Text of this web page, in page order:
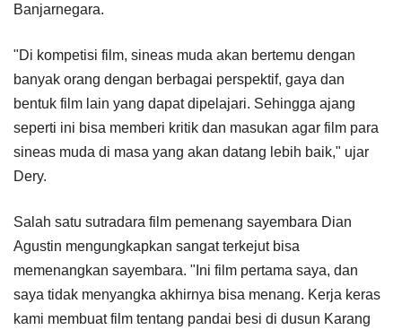
Banjarnegara.
"Di kompetisi film, sineas muda akan bertemu dengan
banyak orang dengan berbagai perspektif, gaya dan
bentuk film lain yang dapat dipelajari. Sehingga ajang
seperti ini bisa memberi kritik dan masukan agar film para
sineas muda di masa yang akan datang lebih baik," ujar
Dery.
Salah satu sutradara film pemenang sayembara Dian
Agustin mengungkapkan sangat terkejut bisa
memenangkan sayembara. "Ini film pertama saya, dan
saya tidak menyangka akhirnya bisa menang. Kerja keras
kami membuat film tentang pandai besi di dusun Karang